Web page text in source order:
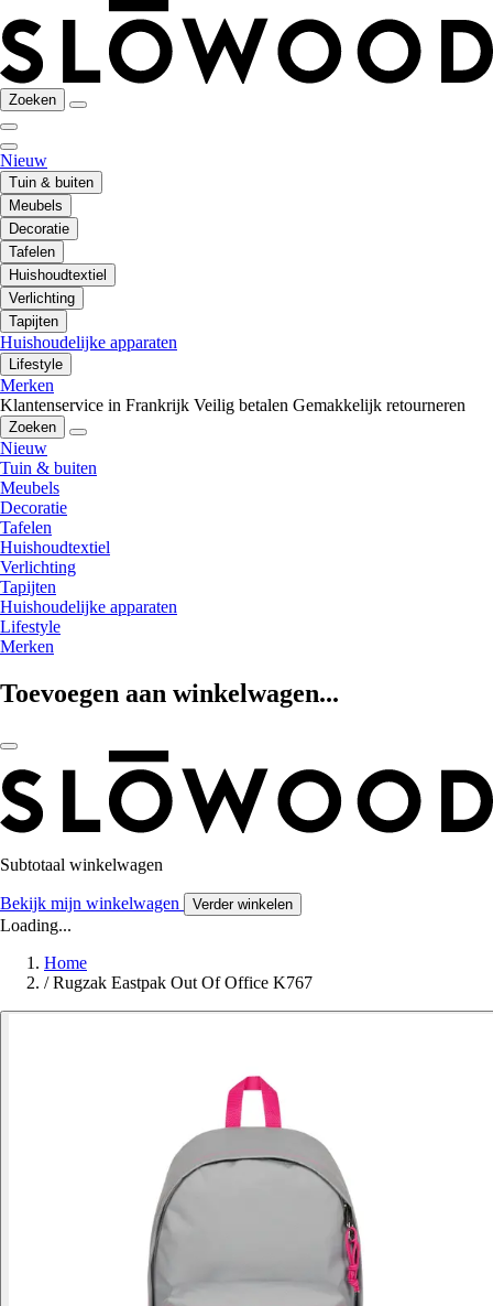
Zoeken
Nieuw
Tuin & buiten
Meubels
Decoratie
Tafelen
Huishoudtextiel
Verlichting
Tapijten
Huishoudelijke apparaten
Lifestyle
Merken
Klantenservice in Frankrijk Veilig betalen Gemakkelijk retourneren
Zoeken
Nieuw
Tuin & buiten
Meubels
Decoratie
Tafelen
Huishoudtextiel
Verlichting
Tapijten
Huishoudelijke apparaten
Lifestyle
Merken
Toevoegen aan winkelwagen...
Subtotaal winkelwagen
Bekijk mijn winkelwagen Verder winkelen
Loading...
Home
/ Rugzak Eastpak Out Of Office K767